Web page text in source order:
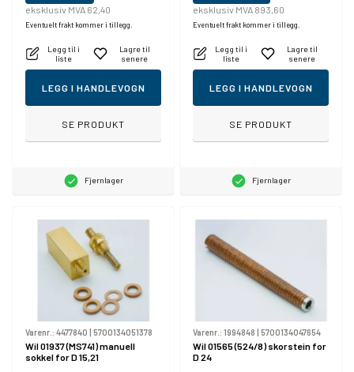
eksklusiv MVA 62,40
Eventuelt frakt kommer i tillegg.
Legg til i
liste
Lagre til
senere
LEGG I HANDLEVOGN
SE PRODUKT
Fjernlager
eksklusiv MVA 893,60
Eventuelt frakt kommer i tillegg.
Legg til i
liste
Lagre til
senere
LEGG I HANDLEVOGN
SE PRODUKT
Fjernlager
Varenr.: 4477840 | 5700134051378
Wil 01937 (MS741) manuell
sokkel for D 15,21
Varenr.: 1994848 | 5700134047654
Wil 01565 (524/8) skorstein for
D 24